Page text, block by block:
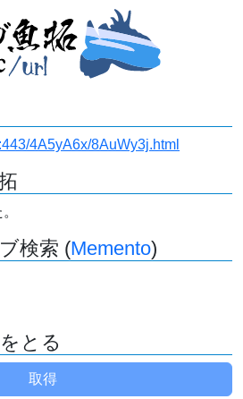
4A5yA6x/8AuWy3j.html
検索 (Memento)
とる